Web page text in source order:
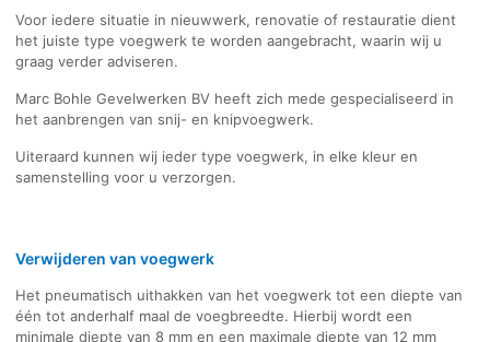
Voor iedere situatie in nieuwwerk, renovatie of restauratie dient
het juiste type voegwerk te worden aangebracht, waarin wij u
graag verder adviseren.
Marc Bohle Gevelwerken BV heeft zich mede gespecialiseerd in
het aanbrengen van snij- en knipvoegwerk.
Uiteraard kunnen wij ieder type voegwerk, in elke kleur en
samenstelling voor u verzorgen.
Verwijderen van voegwerk
Het pneumatisch uithakken van het voegwerk tot een diepte van
één tot anderhalf maal de voegbreedte. Hierbij wordt een
minimale diepte van 8 mm en een maximale diepte van 12 mm